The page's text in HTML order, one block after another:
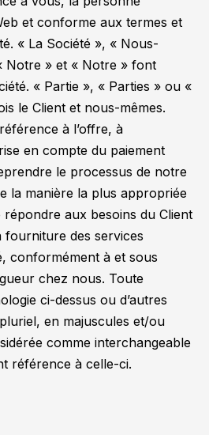
et conforme aux termes et
« La Société », « Nous-
Notre » et « Notre » font
« Partie », « Parties » ou «
le Client et nous-mêmes.
à l’offre, à
en compte du paiement
le processus de notre
la manière la plus appropriée
aux besoins du Client
des services
conformément à et sous
chez nous. Toute
ci-dessus ou d’autres
en majuscules et/ou
comme interchangeable
référence à celle-ci.